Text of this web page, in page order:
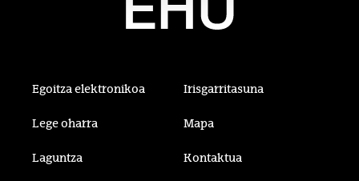
Egoitza elektronikoa Irisgarritasuna
Lege oharra Mapa
Laguntza Kontaktua